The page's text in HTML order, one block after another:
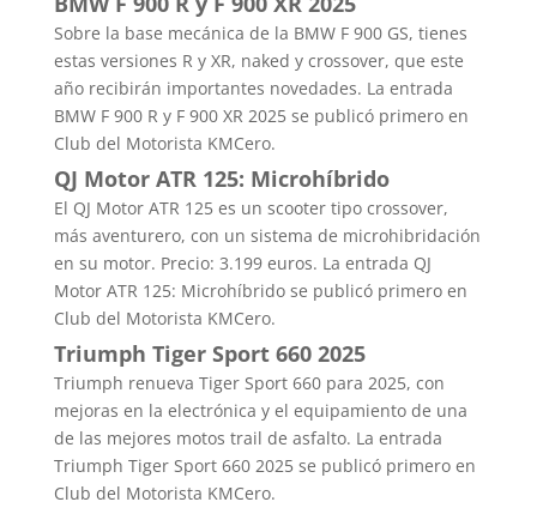
Sobre la base mecánica de la BMW F 900 GS, tienes
estas versiones R y XR, naked y crossover, que este
año recibirán importantes novedades. La entrada
BMW F 900 R y F 900 XR 2025 se publicó primero en
Club del Motorista KMCero.
QJ Motor ATR 125: Microhíbrido
El QJ Motor ATR 125 es un scooter tipo crossover,
más aventurero, con un sistema de microhibridación
en su motor. Precio: 3.199 euros. La entrada QJ
Motor ATR 125: Microhíbrido se publicó primero en
Club del Motorista KMCero.
Triumph Tiger Sport 660 2025
Triumph renueva Tiger Sport 660 para 2025, con
mejoras en la electrónica y el equipamiento de una
de las mejores motos trail de asfalto. La entrada
Triumph Tiger Sport 660 2025 se publicó primero en
Club del Motorista KMCero.